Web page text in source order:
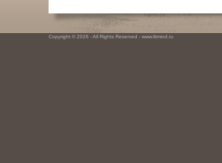
Copyright © 2026 - All Rights Reserved - www.litmind.ru